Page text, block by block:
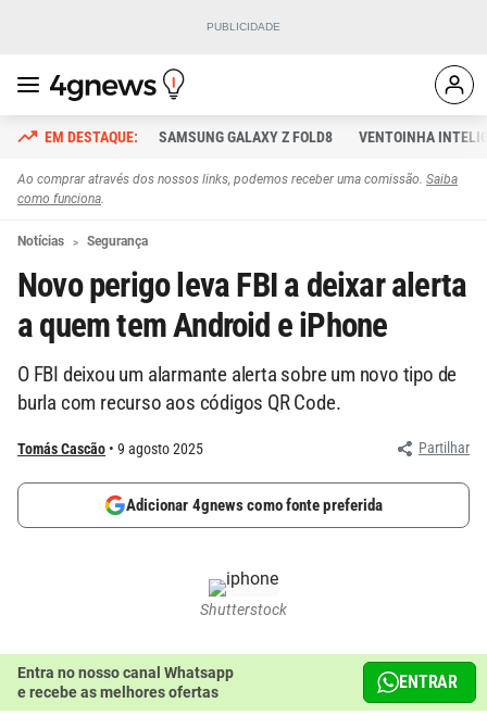
SAMSUNG GALAXY Z FOLD8 VENTOINHA
Ao comprar através dos nossos links, podemos receber uma comissão. Saiba
como funciona.
Notícias Segurança
Novo perigo leva FBI a deixar alerta
a quem tem Android e iPhone
O FBI deixou um alarmante alerta sobre um novo tipo de
burla com recurso aos códigos QR Code.
Tomás Cascão 9 agosto 2025 Partilhar
Adicionar 4gnews como fonte preferida
Shutterstock
Entra no nosso canal Whatsapp
e recebe as melhores ofertas
ENTRAR